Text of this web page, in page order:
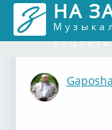
НА
соцсеть